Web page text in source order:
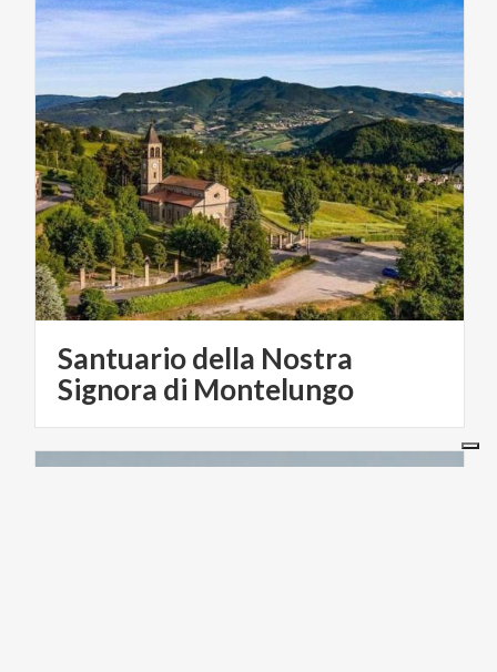
Santuario della Nostra
Signora di Montelungo